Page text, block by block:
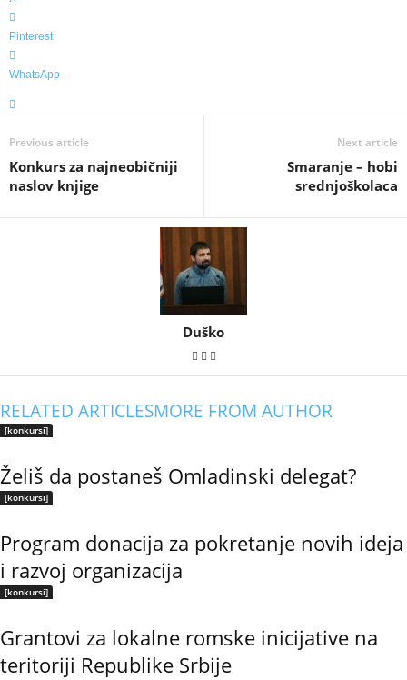
Pinterest
WhatsApp
Previous article
Konkurs za najneobičniji
naslov knjige
Next article
Smaranje – hobi
srednjoškolaca
Duško
RELATED ARTICLESMORE FROM AUTHOR
[konkursi]
Želiš da postaneš Omladinski delegat?
[konkursi]
Program donacija za pokretanje novih ideja
i razvoj organizacija
[konkursi]
Grantovi za lokalne romske inicijative na
teritoriji Republike Srbije